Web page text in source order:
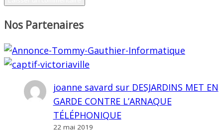
Nos Partenaires
joanne savard sur DESJARDINS MET EN
GARDE CONTRE L’ARNAQUE
TÉLÉPHONIQUE
22 mai 2019